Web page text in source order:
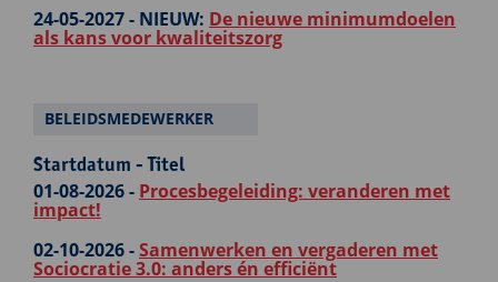
24-05-2027 - NIEUW: De nieuwe minimumdoelen
als kans voor kwaliteitszorg
BELEIDSMEDEWERKER
Startdatum - Titel
01-08-2026 - Procesbegeleiding: veranderen met
impact!
02-10-2026 -Samenwerken en vergaderen met
Sociocratie 3.0: anders én efficiënt